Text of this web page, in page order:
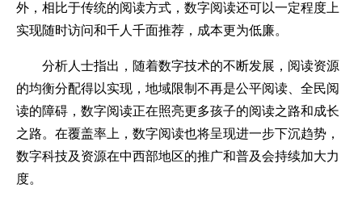
外，相比于传统的阅读方式，数字阅读还可以一定程度上
实现随时访问和千人千面推荐，成本更为低廉。
分析人士指出，随着数字技术的不断发展，阅读资源
的均衡分配得以实现，地域限制不再是公平阅读、全民阅
读的障碍，数字阅读正在照亮更多孩子的阅读之路和成长
之路。在覆盖率上，数字阅读也将呈现进一步下沉趋势，
数字科技及资源在中西部地区的推广和普及会持续加大力
度。